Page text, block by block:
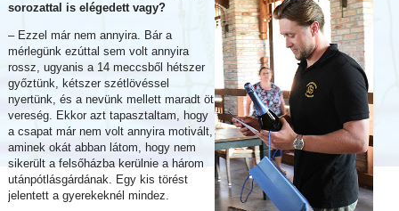
sorozattal is elégedett vagy?
– Ezzel már nem annyira. Bár a
mérlegünk ezúttal sem volt annyira
rossz, ugyanis a 14 meccsből hétszer
győztünk, kétszer szétlövéssel
nyertünk, és a nevünk mellett maradt öt
vereség. Ekkor azt tapasztaltam, hogy
a csapat már nem volt annyira motivált,
aminek okát abban látom, hogy nem
sikerült a felsőházba kerülnie a három
utánpótlásgárdának. Egy kis törést
jelentett a gyerekeknél mindez.